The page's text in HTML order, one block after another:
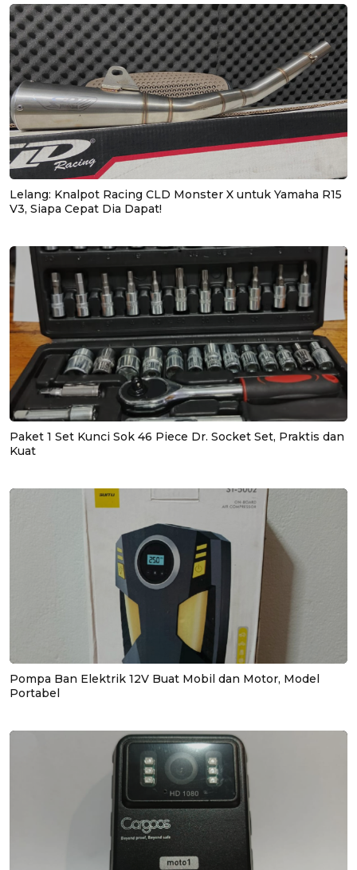
Lelang: Knalpot Racing CLD Monster X untuk Yamaha R15
V3, Siapa Cepat Dia Dapat!
Paket 1 Set Kunci Sok 46 Piece Dr. Socket Set, Praktis dan
Kuat
Pompa Ban Elektrik 12V Buat Mobil dan Motor, Model
Portabel